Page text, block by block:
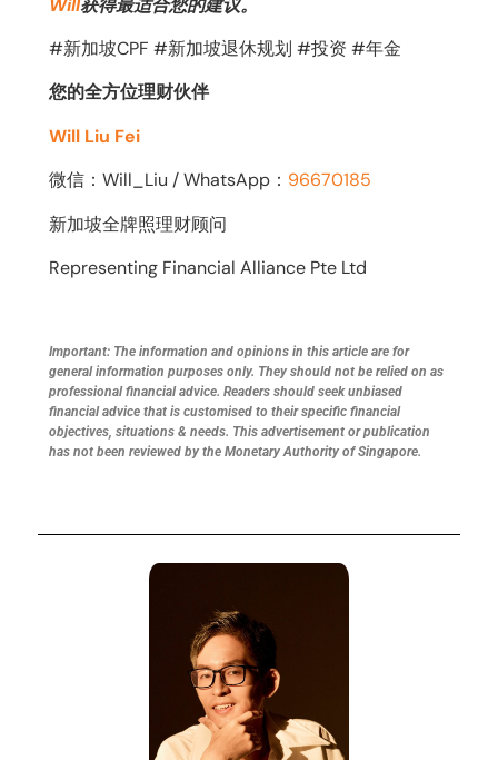
#新加坡CPF #新加坡退休规划 #投资 #年金
您的全方位理财伙伴
Will Liu Fei
微信：Will_Liu / WhatsApp： 96670185
新加坡全牌照理财顾问
Representing Financial Alliance Pte Ltd
Important: The information and opinions in this article are for
general information purposes only. They should not be relied on as
professional financial advice. Readers should seek unbiased
financial advice that is customised to their specific financial
objectives, situations & needs. This advertisement or publication
has not been reviewed by the Monetary Authority of Singapore.